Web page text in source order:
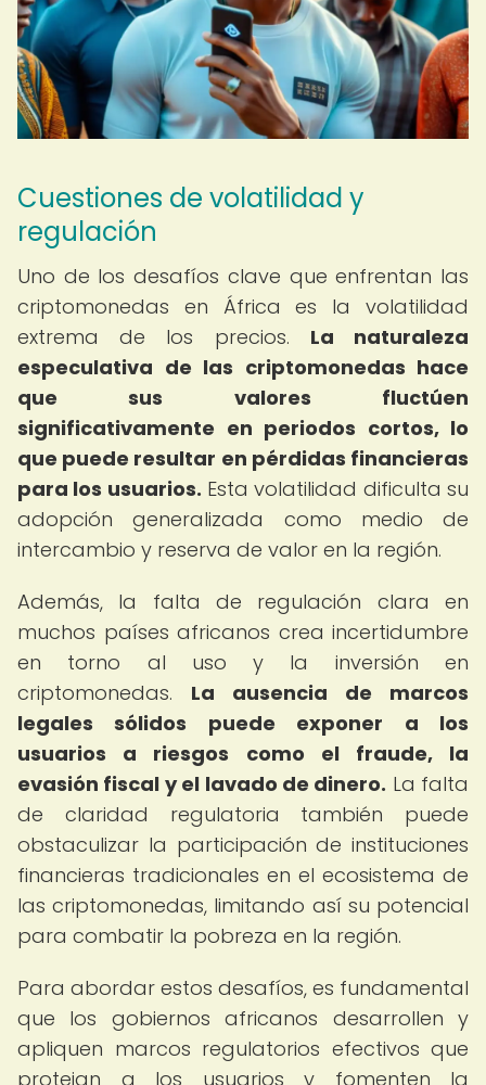
Cuestiones de volatilidad y
regulación
Uno de los desafíos clave que enfrentan las
criptomonedas en África es la volatilidad
extrema de los precios. La naturaleza
especulativa de las criptomonedas hace
que sus valores fluctúen
significativamente en periodos cortos, lo
que puede resultar en pérdidas financieras
para los usuarios. Esta volatilidad dificulta su
adopción generalizada como medio de
intercambio y reserva de valor en la región.
Además, la falta de regulación clara en
muchos países africanos crea incertidumbre
en torno al uso y la inversión en
criptomonedas. La ausencia de marcos
legales sólidos puede exponer a los
usuarios a riesgos como el fraude, la
evasión fiscal y el lavado de dinero. La falta
de claridad regulatoria también puede
obstaculizar la participación de instituciones
financieras tradicionales en el ecosistema de
las criptomonedas, limitando así su potencial
para combatir la pobreza en la región.
Para abordar estos desafíos, es fundamental
que los gobiernos africanos desarrollen y
apliquen marcos regulatorios efectivos que
protejan a los usuarios y fomenten la